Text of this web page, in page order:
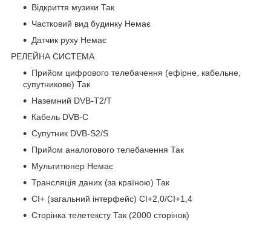
Відкриття музики Так
Частковий вид будинку Немає
Датчик руху Немає
РЕЛЕЙНА СИСТЕМА
Прийом цифрового телебачення (ефірне, кабельне,
супутникове) Так
Наземний DVB-T2/T
Кабель DVB-C
Супутник DVB-S2/S
Прийом аналогового телебачення Так
Мультитюнер Немає
Трансляція даних (за країною) Так
CI+ (загальний інтерфейс) CI+2,0/CI+1,4
Сторінка телетексту Так (2000 сторінок)